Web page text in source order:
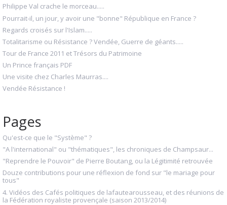
Philippe Val crache le morceau.....
Pourrait-il, un jour, y avoir une "bonne" République en France ?
Regards croisés sur l'Islam.....
Totalitarisme ou Résistance ? Vendée, Guerre de géants.....
Tour de France 2011 et Trésors du Patrimoine
Un Prince français PDF
Une visite chez Charles Maurras....
Vendée Résistance !
Pages
Qu'est-ce que le "Système" ?
"A l'international" ou "thématiques", les chroniques de Champsaur...
"Reprendre le Pouvoir" de Pierre Boutang, ou la Légitimité retrouvée
Douze contributions pour une réflexion de fond sur "le mariage pour
tous"
4. Vidéos des Cafés politiques de lafautearousseau, et des réunions de
la Fédération royaliste provençale (saison 2013/2014)